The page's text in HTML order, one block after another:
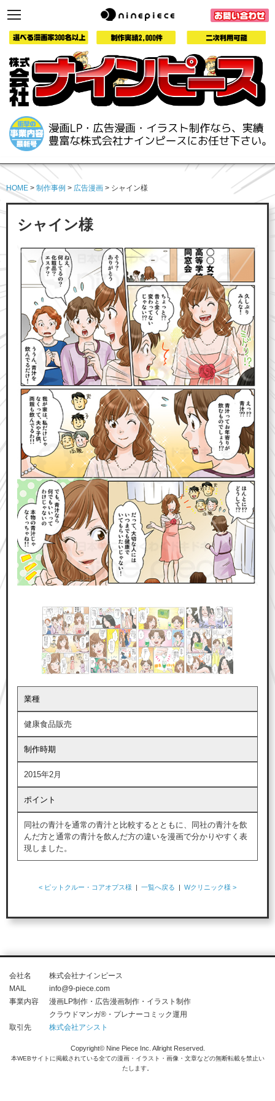
toggle
navigation
HOME > 制作事例 > 広告漫画 > シャイン様
シャイン様
業種
健康食品販売
制作時期
2015年2月
ポイント
同社の青汁を通常の青汁と比較するとともに、同社の青汁を飲
んだ方と通常の青汁を飲んだ方の違いを漫画で分かりやすく表
現しました。
< ピットクルー・コアオプス様 | 一覧へ戻る | Wクリニック様 >
会社名
株式会社ナインピース
MAIL
info@9-piece.com
事業内容
漫画LP制作・広告漫画制作・イラスト制作
クラウドマンガ®・プレナーコミック運用
取引先
株式会社アシスト
Copyright© Nine Piece Inc. Allright Reserved.
本WEBサイトに掲載されている全ての漫画・イラスト・画像・文章などの無断転載を禁止い
たします。